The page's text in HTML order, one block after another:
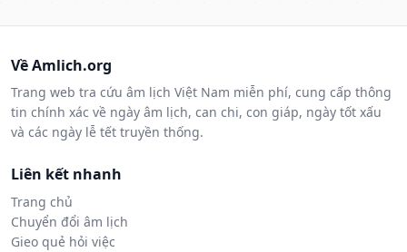
Về Amlich.org
Trang web tra cứu âm lịch Việt Nam miễn phí, cung cấp thông
tin chính xác về ngày âm lịch, can chi, con giáp, ngày tốt xấu
và các ngày lễ tết truyền thống.
Liên kết nhanh
Trang chủ
Chuyển đổi âm lịch
Gieo quẻ hỏi việc